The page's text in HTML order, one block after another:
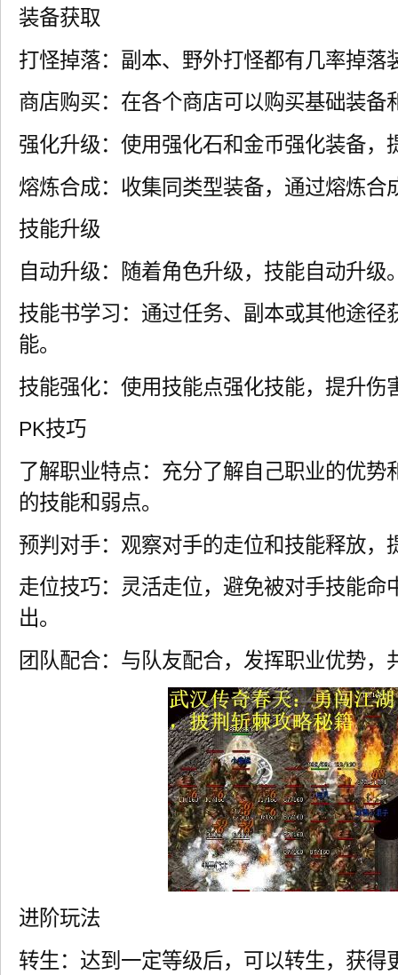
装备获取
打怪掉落：副本、野外打怪都有几率掉落
商店购买：在各个商店可以购买基础装备
强化升级：使用强化石和金币强化装备，
熔炼合成：收集同类型装备，通过熔炼合
技能升级
自动升级：随着角色升级，技能自动升级
技能书学习：通过任务、副本或其他途径
能。
技能强化：使用技能点强化技能，提升伤
PK技巧
了解职业特点：充分了解自己职业的优势
的技能和弱点。
预判对手：观察对手的走位和技能释放，
走位技巧：灵活走位，避免被对手技能命
出。
团队配合：与队友配合，发挥职业优势，
进阶玩法
转生：达到一定等级后，可以转生，获得